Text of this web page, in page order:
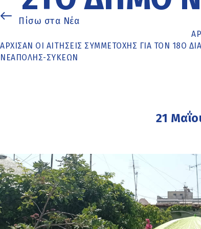
Πίσω στα Νέα
ΆΡΧΙΣΑΝ ΟΙ ΑΙΤΉΣΕΙΣ ΣΥΜΜΕΤΟΧΉΣ ΓΙΑ ΤΟΝ 18Ο
ΝΕΆΠΟΛΗΣ-ΣΥΚΕΏΝ
21